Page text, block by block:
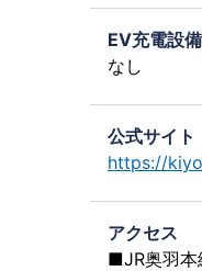
EV充電設備
なし
公式サイト
https://
アクセス
■JR奥羽本